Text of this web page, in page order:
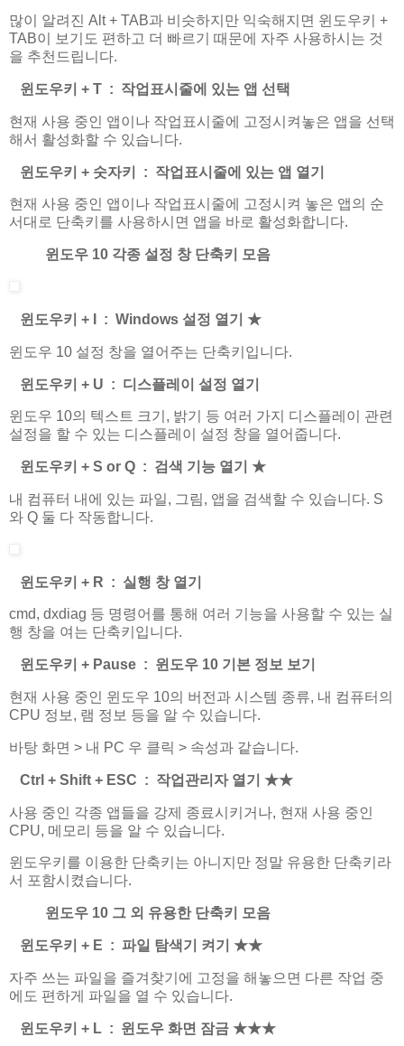
많이 알려진 Alt + TAB과 비슷하지만 익숙해지면 윈도우키 +
TAB이 보기도 편하고 더 빠르기 때문에 자주 사용하시는 것
을 추천드립니다.
윈도우키 + T : 작업표시줄에 있는 앱 선택
현재 사용 중인 앱이나 작업표시줄에 고정시켜놓은 앱을 선택
해서 활성화할 수 있습니다.
윈도우키 + 숫자키 : 작업표시줄에 있는 앱 열기
현재 사용 중인 앱이나 작업표시줄에 고정시켜 놓은 앱의 순
서대로 단축키를 사용하시면 앱을 바로 활성화합니다.
윈도우 10 각종 설정 창 단축키 모음
윈도우키 + I : Windows 설정 열기 ★
윈도우 10 설정 창을 열어주는 단축키입니다.
윈도우키 + U : 디스플레이 설정 열기
윈도우 10의 텍스트 크기, 밝기 등 여러 가지 디스플레이 관련
설정을 할 수 있는 디스플레이 설정 창을 열어줍니다.
윈도우키 + S or Q : 검색 기능 열기 ★
내 컴퓨터 내에 있는 파일, 그림, 앱을 검색할 수 있습니다. S
와 Q 둘 다 작동합니다.
윈도우키 + R : 실행 창 열기
cmd, dxdiag 등 명령어를 통해 여러 기능을 사용할 수 있는 실
행 창을 여는 단축키입니다.
윈도우키 + Pause : 윈도우 10 기본 정보 보기
현재 사용 중인 윈도우 10의 버전과 시스템 종류, 내 컴퓨터의
CPU 정보, 램 정보 등을 알 수 있습니다.
바탕 화면 > 내 PC 우 클릭 > 속성과 같습니다.
Ctrl + Shift + ESC : 작업관리자 열기 ★★
사용 중인 각종 앱들을 강제 종료시키거나, 현재 사용 중인
CPU, 메모리 등을 알 수 있습니다.
윈도우키를 이용한 단축키는 아니지만 정말 유용한 단축키라
서 포함시켰습니다.
윈도우 10 그 외 유용한 단축키 모음
윈도우키 + E : 파일 탐색기 켜기 ★★
자주 쓰는 파일을 즐겨찾기에 고정을 해놓으면 다른 작업 중
에도 편하게 파일을 열 수 있습니다.
윈도우키 + L : 윈도우 화면 잠금 ★★★